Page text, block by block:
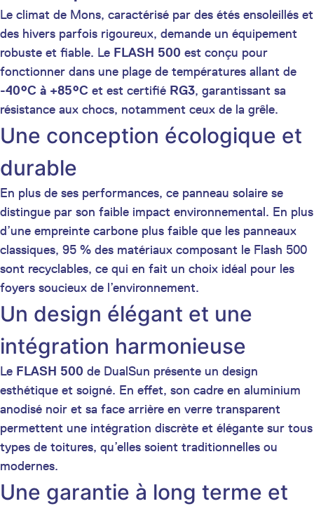
Le climat de Mons, caractérisé par des étés ensoleillés et
des hivers parfois rigoureux, demande un équipement
robuste et fiable. Le FLASH 500 est conçu pour
fonctionner dans une plage de températures allant de
-40°C à +85°C et est certifié RG3, garantissant sa
résistance aux chocs, notamment ceux de la grêle.
Une conception écologique et
durable
En plus de ses performances, ce panneau solaire se
distingue par son faible impact environnemental. En plus
d’une empreinte carbone plus faible que les panneaux
classiques, 95 % des matériaux composant le Flash 500
sont recyclables, ce qui en fait un choix idéal pour les
foyers soucieux de l’environnement.
Un design élégant et une
intégration harmonieuse
Le FLASH 500 de DualSun présente un design
esthétique et soigné. En effet, son cadre en aluminium
anodisé noir et sa face arrière en verre transparent
permettent une intégration discrète et élégante sur tous
types de toitures, qu’elles soient traditionnelles ou
modernes.
Une garantie à long terme et